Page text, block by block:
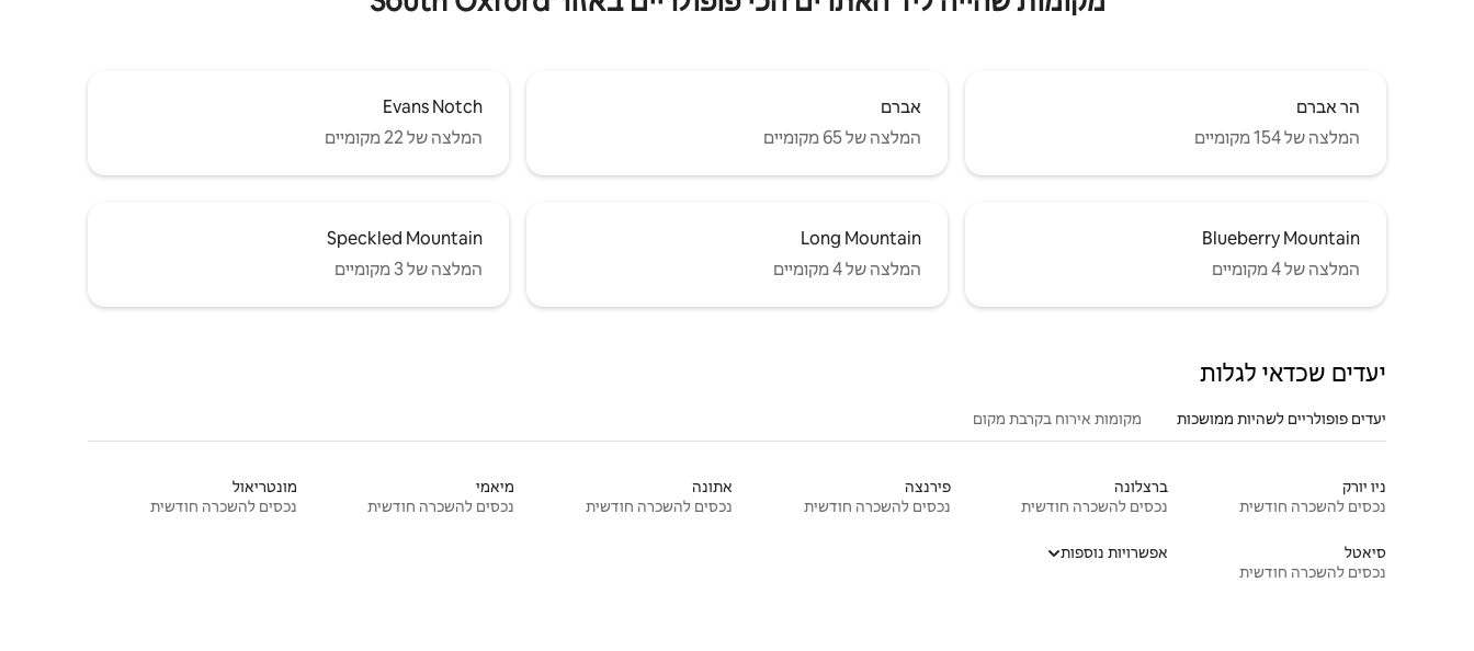
הר אברם
המלצה של 154 מקומיים
אברם
המלצה של 65 מקומיים
Evans Notch
המלצה של 22 מקומיים
Blueberry Mountain
המלצה של 4 מקומיים
Long Mountain
המלצה של 4 מקומיים
Speckled Mountain
המלצה של 3 מקומיים
יעדים שכדאי לגלות
יעדים פופולריים לשהיות ממושכות מקומות אירוח בקרבת מקום
ניו יורק
נכסים להשכרה חודשית
ברצלונה
נכסים להשכרה חודשית
פירנצה
נכסים להשכרה חודשית
אתונה
נכסים להשכרה חודשית
מיאמי
נכסים להשכרה חודשית
מונטריאול
נכסים להשכרה חודשית
סיאטל
נכסים להשכרה חודשית
אפשרויות נוספות